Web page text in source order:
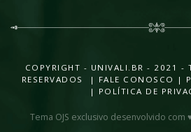
COPYRIGHT - UNIVALI.BR - 2021 -
RESERVADOS |
FALE CONOSCO |
| POLÍTICA DE
Tema OJS exclusivo desenvolvido com